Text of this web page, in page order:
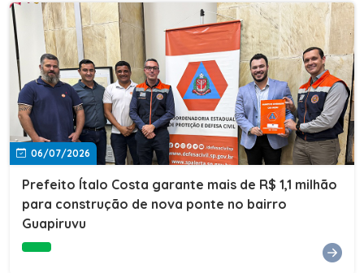
06/07/2026
Prefeito Ítalo Costa garante mais de R$ 1,1 milhão
para construção de nova ponte no bairro
Guapiruvu